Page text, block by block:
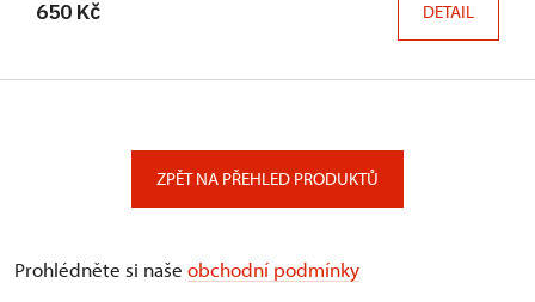
650 Kč DETAIL
ZPĚT NA PŘEHLED PRODUKTŮ
Prohlédněte si naše obchodní podmínky